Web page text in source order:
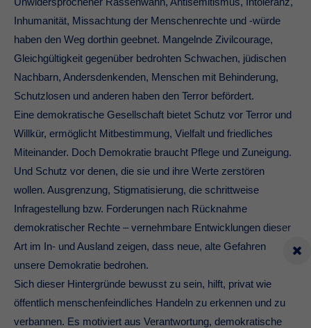
Inhumanität, Missachtung der Menschenrechte und -würde
haben den Weg dorthin geebnet. Mangelnde Zivilcourage,
Gleichgültigkeit gegenüber bedrohten Schwachen, jüdischen
Nachbarn, Andersdenkenden, Menschen mit Behinderung,
Schutzlosen und anderen haben den Terror befördert.
Eine demokratische Gesellschaft bietet Schutz vor Terror und
Willkür, ermöglicht Mitbestimmung, Vielfalt und friedliches
Miteinander. Doch Demokratie braucht Pflege und Zuneigung.
Und Schutz vor denen, die sie und ihre Werte zerstören
wollen. Ausgrenzung, Stigmatisierung, die schrittweise
Infragestellung bzw. Forderungen nach Rücknahme
demokratischer Rechte – vernehmbare Entwicklungen dieser
Art im In- und Ausland zeigen, dass neue, alte Gefahren
unsere Demokratie bedrohen.
Sich dieser Hintergründe bewusst zu sein, hilft, privat wie
öffentlich menschenfeindliches Handeln zu erkennen und zu
verbannen. Es motiviert aus Verantwortung, demokratische